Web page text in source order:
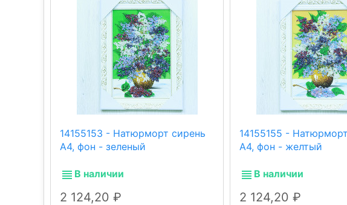
14155153 - Натюрморт сирень
А4, фон - зеленый
В наличии
2 124,20
14155155 -
А4, фон - желтый
В наличии
2 124,20